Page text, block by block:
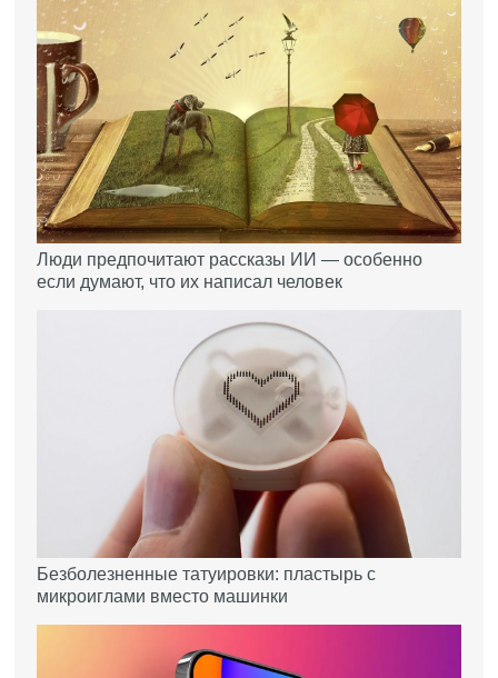
Люди предпочитают рассказы ИИ — особенно
если думают, что их написал человек
Безболезненные татуировки: пластырь с
микроиглами вместо машинки